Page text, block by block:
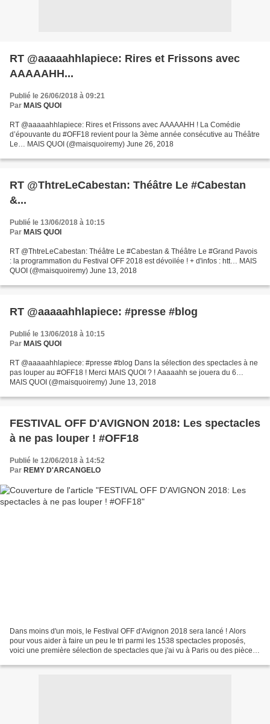
RT @aaaaahhlapiece: Rires et Frissons avec
AAAAAHH...
Publié le 26/06/2018 à 09:21
Par MAIS QUOI
RT @aaaaahhlapiece: Rires et Frissons avec AAAAAHH ! La Comédie
d’épouvante du #OFF18 revient pour la 3ème année consécutive au Théâtre
Le… MAIS QUOI (@maisquoiremy) June 26, 2018
RT @ThtreLeCabestan: Théâtre Le #Cabestan
&...
Publié le 13/06/2018 à 10:15
Par MAIS QUOI
RT @ThtreLeCabestan: Théâtre Le #Cabestan & Théâtre Le #Grand Pavois
: la programmation du Festival OFF 2018 est dévoilée ! + d'infos : htt… MAIS
QUOI (@maisquoiremy) June 13, 2018
RT @aaaaahhlapiece: #presse #blog
Publié le 13/06/2018 à 10:15
Par MAIS QUOI
RT @aaaaahhlapiece: #presse #blog Dans la sélection des spectacles à ne
pas louper au #OFF18 ! Merci MAIS QUOI ? ! Aaaaahh se jouera du 6…
MAIS QUOI (@maisquoiremy) June 13, 2018
FESTIVAL OFF D'AVIGNON 2018: Les spectacles
à ne pas louper ! #OFF18
Publié le 12/06/2018 à 14:52
Par REMY D'ARCANGELO
Dans moins d'un mois, le Festival OFF d'Avignon 2018 sera lancé ! Alors
pour vous aider à faire un peu le tri parmi les 1538 spectacles proposés,
voici une première sélection de spectacles que j'ai vu à Paris ou des pièces